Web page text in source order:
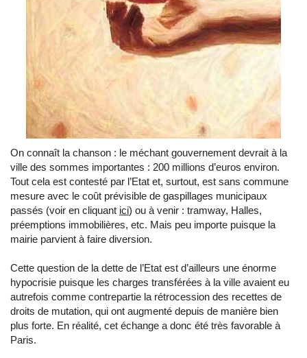
On connaît la chanson : le méchant gouvernement devrait à la
ville des sommes importantes : 200 millions d’euros environ.
Tout cela est contesté par l’Etat et, surtout, est sans commune
mesure avec le coût prévisible de gaspillages municipaux
passés (voir en cliquant ici) ou à venir : tramway, Halles,
préemptions immobilières, etc. Mais peu importe puisque la
mairie parvient à faire diversion.
Cette question de la dette de l’Etat est d’ailleurs une énorme
hypocrisie puisque les charges transférées à la ville avaient eu
autrefois comme contrepartie la rétrocession des recettes de
droits de mutation, qui ont augmenté depuis de manière bien
plus forte. En réalité, cet échange a donc été très favorable à
Paris.